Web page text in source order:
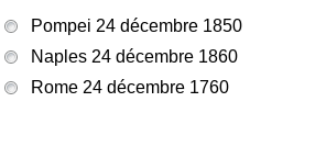
Pompei 24 décembre 1850
Naples 24 décembre 1860
Rome 24 décembre 1760